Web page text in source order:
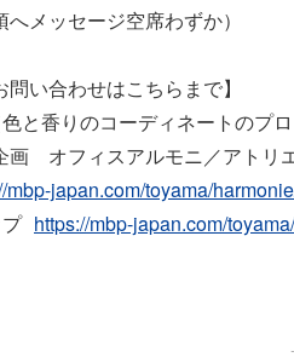
へメッセージ空席わずか）
問い合わせはこちらまで】
香りのコーディネートのプ
画 オフィスアルモニ／アト
mbp-japan.com/toyama/
https://mbp-japan.com/